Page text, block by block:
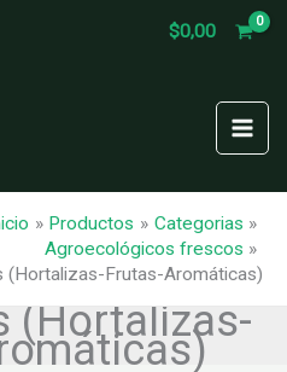
$0,00
Productos
Categorias
Agroecológicos frescos
(Hortalizas-Frutas-Aromáticas)
(Hortalizas-